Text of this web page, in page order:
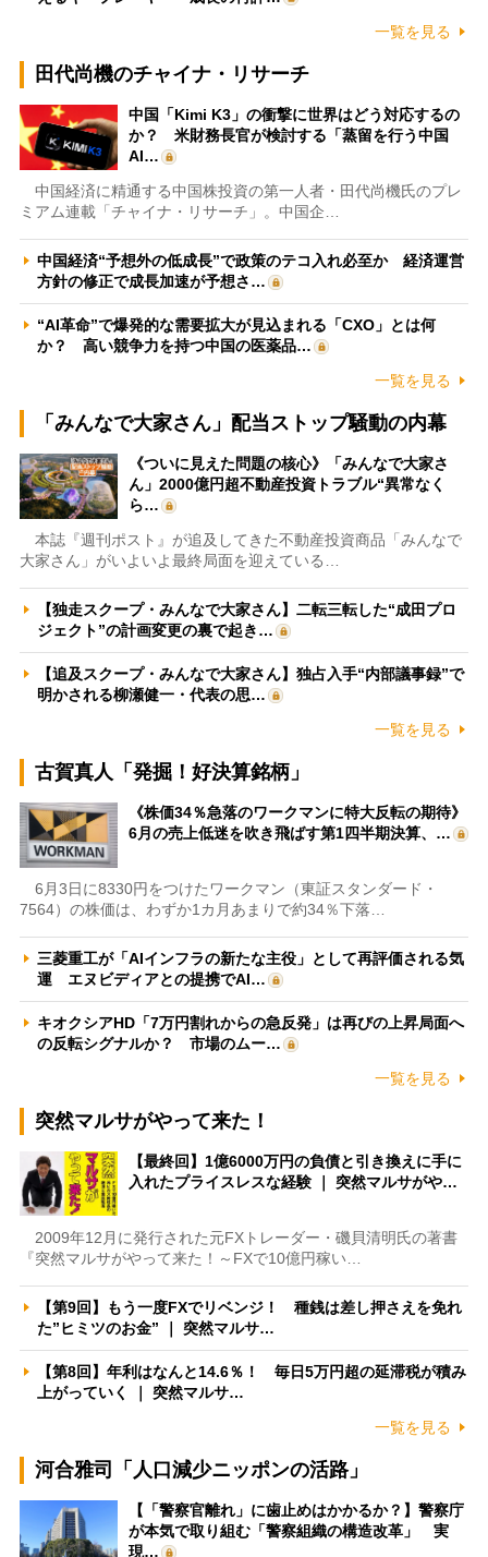
一覧を見る
田代尚機のチャイナ・リサーチ
中国「Kimi K3」の衝撃に世界はどう対応するの
か？ 米財務長官が検討する「蒸留を行う中国
AI…
中国経済に精通する中国株投資の第一人者・田代尚機氏のプレ
ミアム連載「チャイナ・リサーチ」。中国企…
中国経済“予想外の低成長”で政策のテコ入れ必至か 経済運営
方針の修正で成長加速が予想さ…
“AI革命”で爆発的な需要拡大が見込まれる「CXO」とは何
か？ 高い競争力を持つ中国の医薬品…
一覧を見る
「みんなで大家さん」配当ストップ騒動の内幕
《ついに見えた問題の核心》「みんなで大家さ
ん」2000億円超不動産投資トラブル“異常なく
ら…
本誌『週刊ポスト』が追及してきた不動産投資商品「みんなで
大家さん」がいよいよ最終局面を迎えている…
【独走スクープ・みんなで大家さん】二転三転した“成田プロ
ジェクト”の計画変更の裏で起き…
【追及スクープ・みんなで大家さん】独占入手“内部議事録”で
明かされる柳瀬健一・代表の思…
一覧を見る
古賀真人「発掘！好決算銘柄」
《株価34％急落のワークマンに特大反転の期待》
6月の売上低迷を吹き飛ばす第1四半期決算、…
6月3日に8330円をつけたワークマン（東証スタンダード・
7564）の株価は、わずか1カ月あまりで約34％下落…
三菱重工が「AIインフラの新たな主役」として再評価される気
運 エヌビディアとの提携でAI…
キオクシアHD「7万円割れからの急反発」は再びの上昇局面へ
の反転シグナルか？ 市場のムー…
一覧を見る
突然マルサがやって来た！
【最終回】1億6000万円の負債と引き換えに手に
入れたプライスレスな経験 ｜ 突然マルサがや…
2009年12月に発行された元FXトレーダー・磯貝清明氏の著書
『突然マルサがやって来た！～FXで10億円稼い…
【第9回】もう一度FXでリベンジ！ 種銭は差し押さえを免れ
た”ヒミツのお金” ｜ 突然マルサ…
【第8回】年利はなんと14.6％！ 毎日5万円超の延滞税が積み
上がっていく ｜ 突然マルサ…
一覧を見る
河合雅司「人口減少ニッポンの活路」
【「警察官離れ」に歯止めはかかるか？】警察庁
が本気で取り組む「警察組織の構造改革」 実
現…